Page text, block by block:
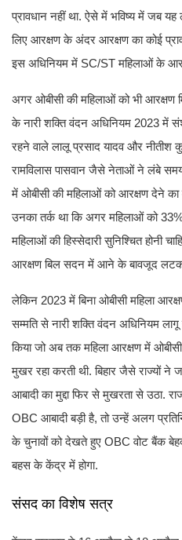
प्रावधान नहीं था. ऐसे में भविष्य में जब
लिए आरक्षण के अंदर आरक्षण का कोई
इस अधिनियम में SC/ST महिलाओं के
अगर ओबीसी की महिलाओं को भी
के नारी शक्ति वंदन अधिनियम 2023 में
रहने वाले लालू प्रसाद यादव और नीतीश
रामविलास पासवान जैसे नेताओं ने लंबे
में ओबीसी की महिलाओं को आरक्षण देने का
उनका तर्क था कि अगर महिलाओं को
महिलाओं की हिस्सेदारी सुनिश्चित होनी
आरक्षण बिल सदन में आने के बावजूद लटक
लेकिन 2023 में बिना ओबीसी महिला
सम्मति से नारी शक्ति वंदन अधिनियम
किया जो अब तक महिला आरक्षण में
मुखर रहा करती थी. बिहार जैसे राज्यों ने
आबादी का मुद्दा फिर से मुखरता से उठा.
OBC आबादी बड़ी है, तो उन्हें अलग
के चुनावों को देखते हुए OBC वोट बैंक
बहस के केंद्र में होगा.
संसद का विशेष सत्र